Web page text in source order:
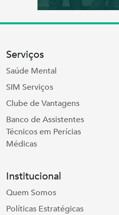
Serviços
Saúde Mental
SIM Serviços
Clube de Vantagens
Banco de Assistentes
Técnicos em Perícias
Médicas
Institucional
Quem Somos
Políticas Estratégicas